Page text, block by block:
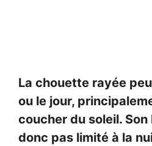
La chouette rayée
ou le jour,
coucher du soleil. Son
donc pas limité à la